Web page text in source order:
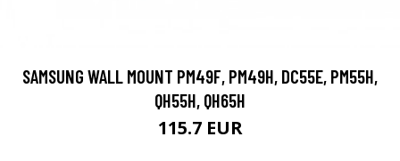
SAMSUNG WALL MOUNT PM49F, PM49H, DC55E, PM55H,
QH55H, QH65H
115.7 EUR